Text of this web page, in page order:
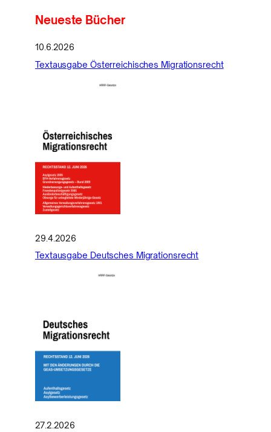
Neueste Bücher
10.6.2026
Textausgabe Österreichisches Migrationsrecht
29.4.2026
Textausgabe Deutsches Migrationsrecht
27.2.2026